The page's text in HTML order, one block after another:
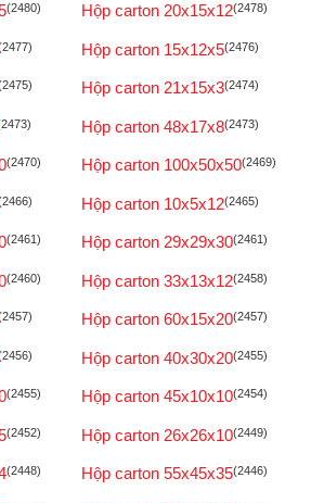
(2480) Hộp carton 20x15x12(2478)
Hộp carton 15x12x5(2476)
Hộp carton 21x15x3(2474)
Hộp carton 48x17x8(2473)
(2470) Hộp carton 100x50x50(2469)
Hộp carton 10x5x12(2465)
(2461) Hộp carton 29x29x30(2461)
(2460) Hộp carton 33x13x12(2458)
Hộp carton 60x15x20(2457)
Hộp carton 40x30x20(2455)
(2455) Hộp carton 45x10x10(2454)
(2452) Hộp carton 26x26x10(2449)
(2448) Hộp carton 55x45x35(2446)